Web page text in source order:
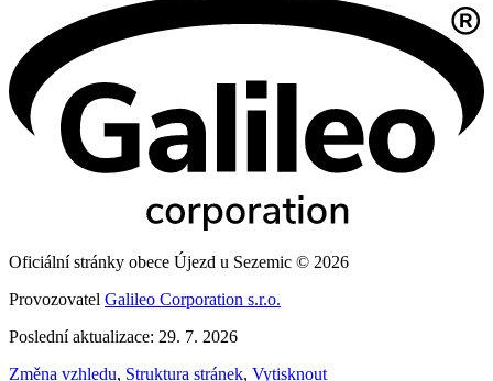
Oficiální stránky obece Újezd u Sezemic © 2026
Provozovatel Galileo Corporation s.r.o.
Poslední aktualizace: 29. 7. 2026
Změna vzhledu, Struktura stránek, Vytisknout